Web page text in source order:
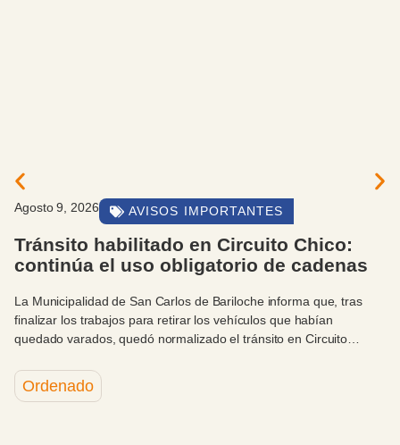
9, 2026 AVISOS IMPORTANTES
habilitado en Circuito Chico:
el uso obligatorio de cadenas
Municipalidad de San Carlos de Bariloche informa que, tras
los trabajos para retirar los vehículos que habían
varados, quedó normalizado el tránsito en Circuito
Ordenado